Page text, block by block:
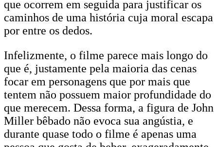
que ocorrem em seguida para justificar os
caminhos de uma história cuja moral escapa
por entre os dedos.
Infelizmente, o filme parece mais longo do
que é, justamente pela maioria das cenas
focar em personagens que por mais que
tentem não possuem maior profundidade do
que merecem. Dessa forma, a figura de John
Miller bêbado não evoca sua angústia, e
durante quase todo o filme é apenas uma